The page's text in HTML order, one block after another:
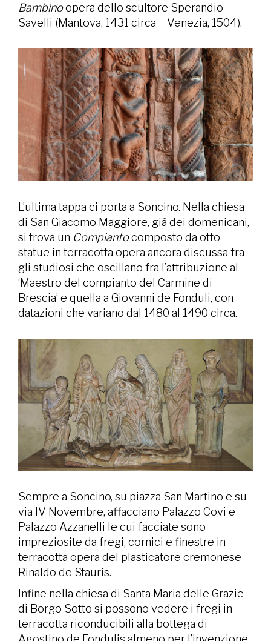
Bambinoopera dello scultore Sperandio
Savelli (Mantova, 1431 circa – Venezia, 1504).
L’ultima tappa ci porta a Soncino. Nella chiesa
di San Giacomo Maggiore, già dei domenicani,
si trova un Compiantocomposto da otto
statue in terracotta opera ancora discussa fra
gli studiosi che oscillano fra l’attribuzione al
‘Maestro del compianto del Carmine di
Brescia’ e quella a Giovanni de Fonduli, con
datazioni che variano dal 1480 al 1490 circa.
Sempre a Soncino, su piazza San Martino e su
via IV Novembre, affacciano Palazzo Covi e
Palazzo Azzanelli le cui facciate sono
impreziosite da fregi, cornici e finestre in
terracotta opera del plasticatore cremonese
Rinaldo de Stauris.
Infine nella chiesa di Santa Maria delle Grazie
di Borgo Sotto si possono vedere i fregi in
terracotta riconducibili alla bottega di